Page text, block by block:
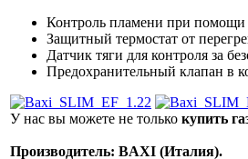
Контроль пламени при помощи
Защитный термостат от
Датчик тяги для контроля за
Предохранительный клапан в
У нас вы можете не только купить
Производитель: BAXI (Италия).